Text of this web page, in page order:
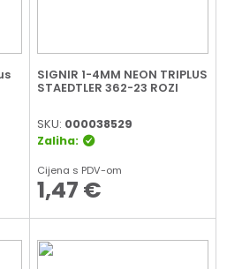
SIGNIR 1-4MM NEON TRIPLUS
STAEDTLER 362-23 ROZI
SKU: 000038529
Zaliha:
Cijena s PDV-om
1,47 €